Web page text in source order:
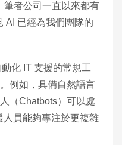
筆者公司一直以來都有
AI 已經為我們團隊的
化 IT 支援的常規工
例如，具備自然語言
（Chatbots）可以處
人員能夠專注於更複雜